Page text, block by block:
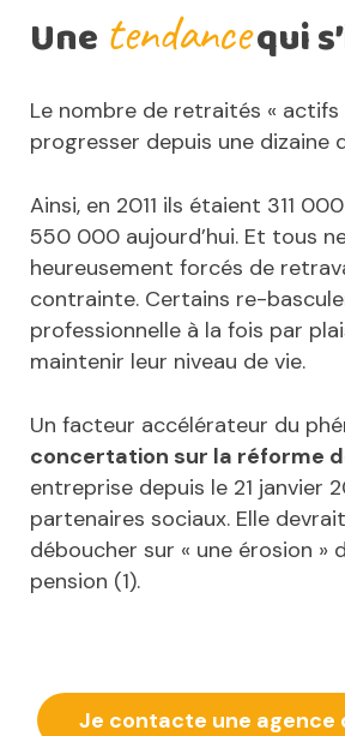
Une tendancequi
Le nombre de retraités « actifs
progresser depuis une dizaine
Ainsi, en 2011 ils étaient 311
550 000 aujourd’hui. Et tous
heureusement forcés de
contrainte. Certains re-
professionnelle à la fois par
maintenir leur niveau de vie.
Un facteur accélérateur du
concertation sur la réforme
entreprise depuis le 21 janvier
partenaires sociaux. Elle
déboucher sur « une érosion »
pension (1).
Je contacte une agence